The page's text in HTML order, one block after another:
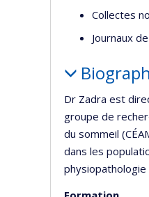
Collectes
Journaux
Dr Zadra est
groupe de
du sommeil
dans les
physiopathologie